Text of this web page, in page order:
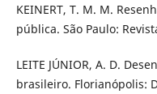
KEINERT, T. M. M.
pública. São Paulo:
LEITE JÚNIOR, A. D.
brasileiro. Florianópolis: